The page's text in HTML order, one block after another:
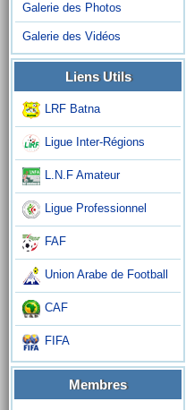
Galerie des Photos
Galerie des Vidéos
Liens Utils
LRF Batna
Ligue Inter-Régions
L.N.F Amateur
Ligue Professionnel
FAF
Union Arabe de Football
CAF
FIFA
Membres